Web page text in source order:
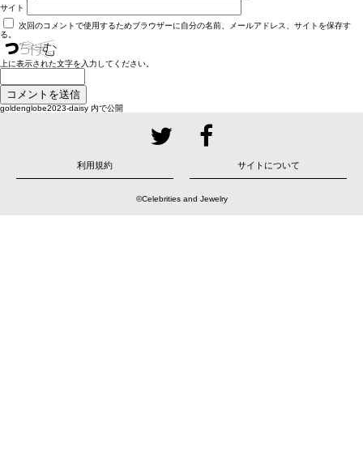
サイト
次回のコメントで使用するためブラウザーに自分の名前、メールアドレス、サイトを保存す
る。
上に表示された文字を入力してください。
投
稿
goldenglobe2023-daisy 内で公開
利用規約 サイトについて
©Celebrities and Jewelry